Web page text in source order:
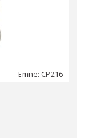
Emne: CP216